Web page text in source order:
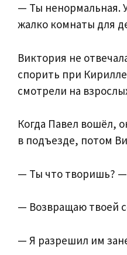
— Ты ненормальная.
жалко комнаты для
Виктория не
спорить при
смотрели на
Когда Павел вошёл,
в подъезде, потом
— Ты что творишь? —
— Возвращаю твоей
— Я разрешил им